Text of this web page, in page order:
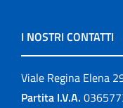
I NOSTRI CONTATTI
Viale Regina Elena
Partita I.V.A.